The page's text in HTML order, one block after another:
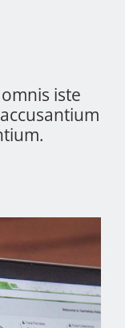
iste